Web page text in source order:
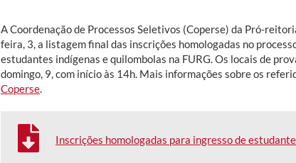
A Coordenação de Processos Seletivos (Coperse) da Pró-
feira, 3, a listagem final das inscrições homologadas no
estudantes indígenas e quilombolas na FURG. Os locais de
domingo, 9, com início às 14h. Mais informações sobre os
Coperse
Inscrições homologadas para ingresso de